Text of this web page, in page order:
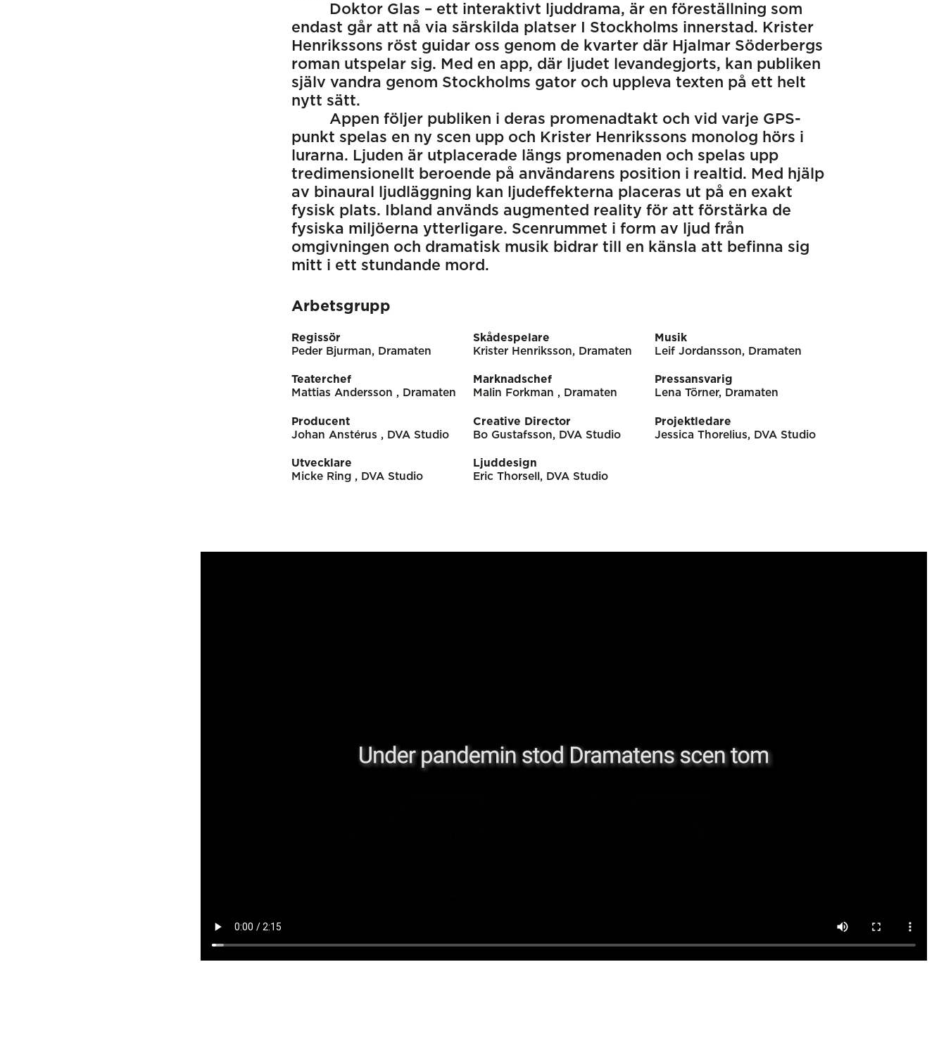
Doktor Glas – ett interaktivt ljuddrama, är en föreställning som
endast går att nå via särskilda platser I Stockholms innerstad. Krister
Henrikssons röst guidar oss genom de kvarter där Hjalmar Söderbergs
roman utspelar sig. Med en app, där ljudet levandegjorts, kan publiken
själv vandra genom Stockholms gator och uppleva texten på ett helt
nytt sätt.
Appen följer publiken i deras promenadtakt och vid varje GPS-
punkt spelas en ny scen upp och Krister Henrikssons monolog hörs i
lurarna. Ljuden är utplacerade längs promenaden och spelas upp
tredimensionellt beroende på användarens position i realtid. Med hjälp
av binaural ljudläggning kan ljudeffekterna placeras ut på en exakt
fysisk plats. Ibland används augmented reality för att förstärka de
fysiska miljöerna ytterligare. Scenrummet i form av ljud från
omgivningen och dramatisk musik bidrar till en känsla att befinna sig
mitt i ett stundande mord.
Arbetsgrupp
Regissör
Peder Bjurman, Dramaten
Skådespelare
Krister Henriksson, Dramaten
Musik
Leif Jordansson, Dramaten
Teaterchef
Mattias Andersson , Dramaten
Marknadschef
Malin Forkman , Dramaten
Pressansvarig
Lena Törner, Dramaten
Producent
Johan Anstérus , DVA Studio
Creative Director
Bo Gustafsson, DVA Studio
Projektledare
Jessica Thorelius, DVA Studio
Utvecklare
Micke Ring , DVA Studio
Ljuddesign
Eric Thorsell, DVA Studio